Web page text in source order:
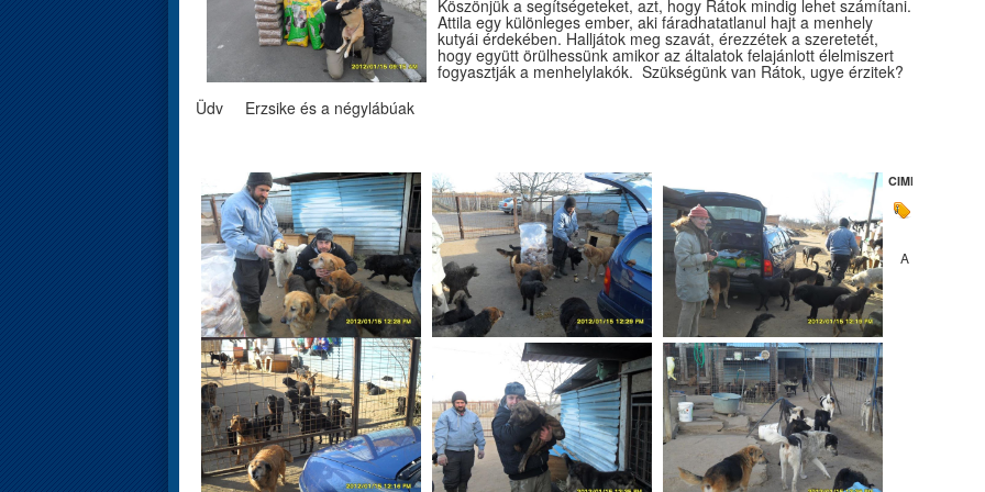
Köszönjük a segítségeteket, azt, hogy Rátok mindig lehet számítani.
Attila egy különleges ember, aki fáradhatatlanul hajt a menhely
kutyái érdekében. Halljátok meg szavát, érezzétek a szeretetét,
hogy együtt örülhessünk amikor az általatok felajánlott élelmiszert
fogyasztják a menhelylakók. Szükségünk van Rátok, ugye érzitek?
Üdv Erzsike és a négylábúak
CIMKÉK:
A